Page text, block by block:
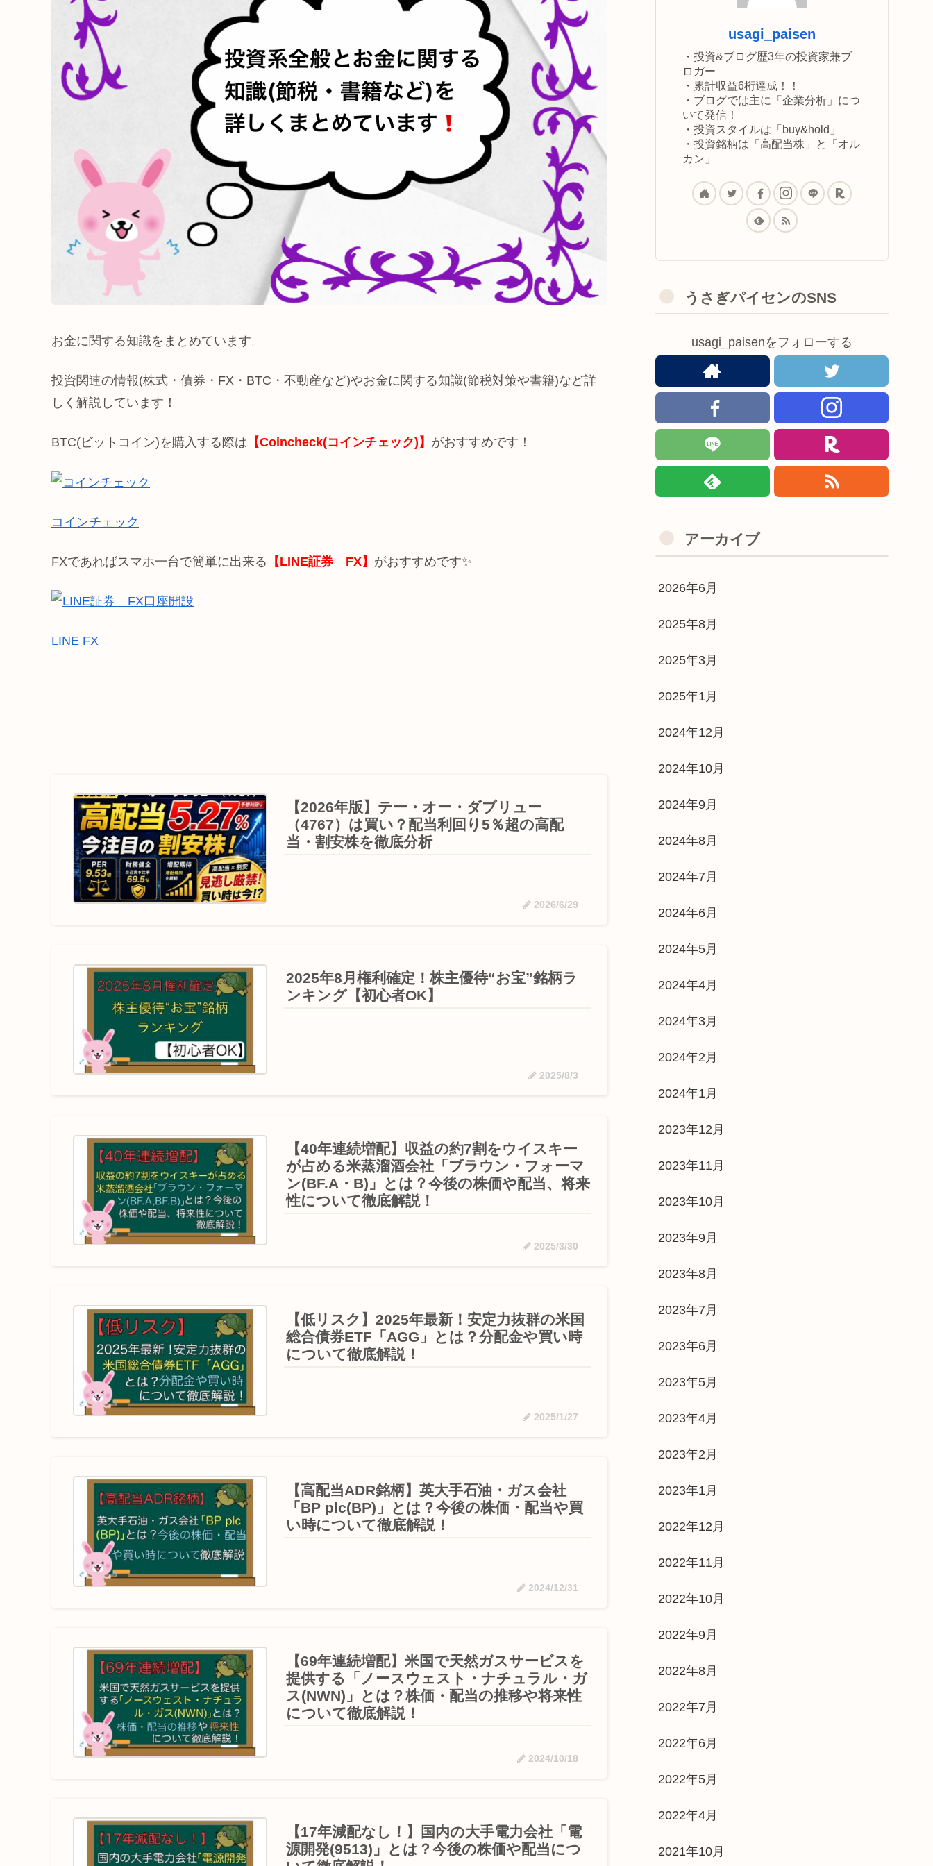
お金に関する知識をまとめています。
投資関連の情報(株式・債券・FX・BTC・不動産など)やお金に関する知識(節税対策や書籍)など詳
しく解説しています！
BTC(ビットコイン)を購入する際は 【Coincheck(コインチェック)】 がおすすめです！
コインチェック
FXであればスマホ一台で簡単に出来る 【LINE証券 FX】 がおすすめです✨
LINE FX
【2026年版】テー・オー・ダブリュー
（4767）は買い？配当利回り5％超の高配
当・割安株を徹底分析
2026/6/29
2025年8月権利確定！株主優待“お宝”銘柄ラ
ンキング【初心者OK】
2025/8/3
【40年連続増配】収益の約7割をウイスキー
が占める米蒸溜酒会社「ブラウン・フォーマ
ン(BF.A・B)」とは？今後の株価や配当、将来
性について徹底解説！
2025/3/30
【低リスク】2025年最新！安定力抜群の米国
総合債券ETF「AGG」とは？分配金や買い時
について徹底解説！
2025/1/27
【高配当ADR銘柄】英大手石油・ガス会社
「BP plc(BP)」とは？今後の株価・配当や買
い時について徹底解説！
2024/12/31
【69年連続増配】米国で天然ガスサービスを
提供する「ノースウェスト・ナチュラル・ガ
ス(NWN)」とは？株価・配当の推移や将来性
について徹底解説！
2024/10/18
【17年減配なし！】国内の大手電力会社「電
源開発(9513)」とは？今後の株価や配当につ
usagi_paisen
・投資&ブログ歴3年の投資家兼ブ
ロガー
・累計収益6桁達成！！
・ブログでは主に「企業分析」につ
いて発信！
・投資スタイルは「buy&hold」
・投資銘柄は「高配当株」と「オル
カン」
うさぎパイセンのSNS
usagi_paisenをフォローする
アーカイブ
2026年6月
2025年8月
2025年3月
2025年1月
2024年12月
2024年10月
2024年9月
2024年8月
2024年7月
2024年6月
2024年5月
2024年4月
2024年3月
2024年2月
2024年1月
2023年12月
2023年11月
2023年10月
2023年9月
2023年8月
2023年7月
2023年6月
2023年5月
2023年4月
2023年2月
2023年1月
2022年12月
2022年11月
2022年10月
2022年9月
2022年8月
2022年7月
2022年6月
2022年5月
2022年4月
2021年10月